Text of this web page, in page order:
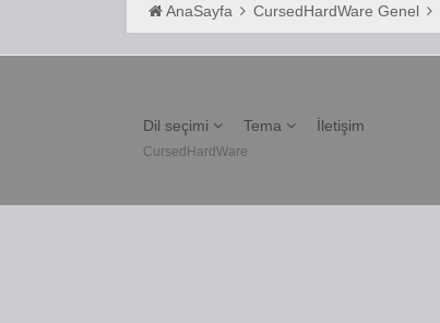
AnaSayfa CursedHardWare Genel
Dil seçimi Tema İletişim
CursedHardWare